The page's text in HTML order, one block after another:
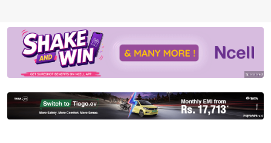
Sponsored
Sponsored